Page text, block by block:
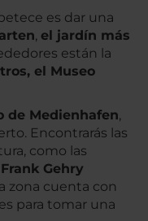
es dar una
, el jardín más
están la
el Museo
de Medienhafen,
Encontrarás las
como las
Gehry
zona cuenta con
para tomar una